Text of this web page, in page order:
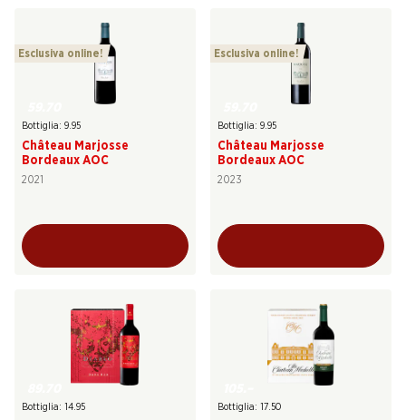
Esclusiva online!
Bottiglia: 9.95
Château Marjosse
Bordeaux AOC
2021
Esclusiva online!
Bottiglia: 9.95
Château Marjosse
Bordeaux AOC
2023
Bottiglia: 14.95 Bottiglia: 17.50